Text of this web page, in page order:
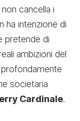
cancella i
ha intenzione di
pretende di
ambizioni del
societaria
Cardinale.